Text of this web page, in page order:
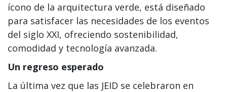
ícono de la arquitectura verde, está diseñado
para satisfacer las necesidades de los eventos
del siglo XXI, ofreciendo sostenibilidad,
comodidad y tecnología avanzada.
Un regreso esperado
La última vez que las JEID se celebraron en